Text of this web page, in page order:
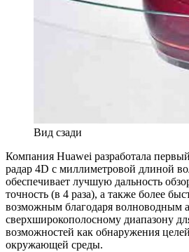
Вид сзади
Компания Huawei разработала
радар 4D с миллиметровой длиной
обеспечивает лучшую дальность
точность (в 4 раза), а также более
возможным благодаря волноводным
сверхширокополосному диапазону
возможностей как обнаружения
окружающей среды.